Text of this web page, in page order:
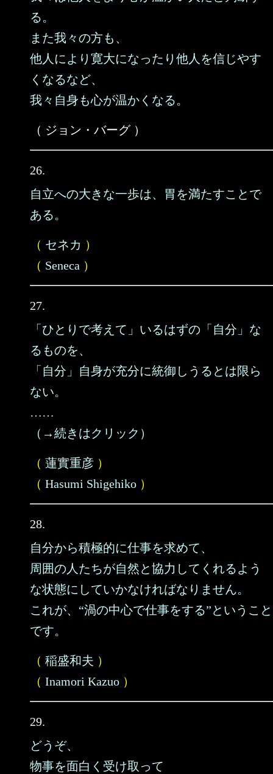
る。
また我々の方も、
他人により寛大になったり他人を信じやす
くなるなど、
我々自身も心が温かくなる。
（ ジョン・バーグ ）
26.
自立への大きな一歩は、胃を満たすことで
ある。
（ セネカ ）
（ Seneca ）
27.
「ひとりで考えて」いるはずの「自分」な
るものを、
「自分」自身が充分に統御しうるとは限ら
ない。
……
（→続きはクリック）
（ 蓮實重彦 ）
（ Hasumi Shigehiko ）
28.
自分から積極的に仕事を求めて、
周囲の人たちが自然と協力してくれるよう
な状態にしていかなければなりません。
これが、“渦の中心で仕事をする”ということ
です。
（ 稲盛和夫 ）
（ Inamori Kazuo ）
29.
どうぞ、
物事を面白く受け取って